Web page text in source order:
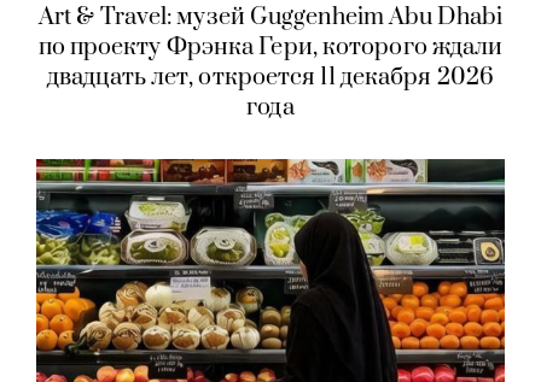
Art & Travel: музей Guggenheim Abu Dhabi
по проекту Фрэнка Гери, которого ждали
двадцать лет, откроется 11 декабря 2026
года